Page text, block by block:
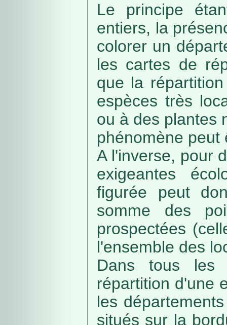
Le principe
entiers, la
colorer un
les cartes de
que la
espèces très
ou à des plantes
phénomène peut
A l'inverse, pour
exigeantes
figurée peut
somme des
prospectées
l'ensemble des
Dans tous les
répartition d'une
les
situés sur la